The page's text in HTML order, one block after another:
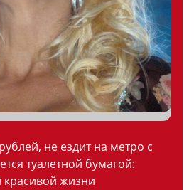
не ездит на метро с
туалетной бумагой:
красивой жизни